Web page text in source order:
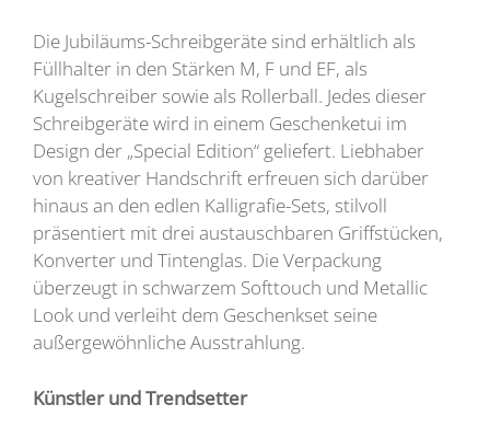
Die Jubiläums-Schreibgeräte sind erhältlich als
Füllhalter in den Stärken M, F und EF, als
Kugelschreiber sowie als Rollerball. Jedes dieser
Schreibgeräte wird in einem Geschenketui im
Design der „Special Edition“ geliefert. Liebhaber
von kreativer Handschrift erfreuen sich darüber
hinaus an den edlen Kalligrafie-Sets, stilvoll
präsentiert mit drei austauschbaren Griffstücken,
Konverter und Tintenglas. Die Verpackung
überzeugt in schwarzem Softtouch und Metallic
Look und verleiht dem Geschenkset seine
außergewöhnliche Ausstrahlung.
Künstler und Trendsetter